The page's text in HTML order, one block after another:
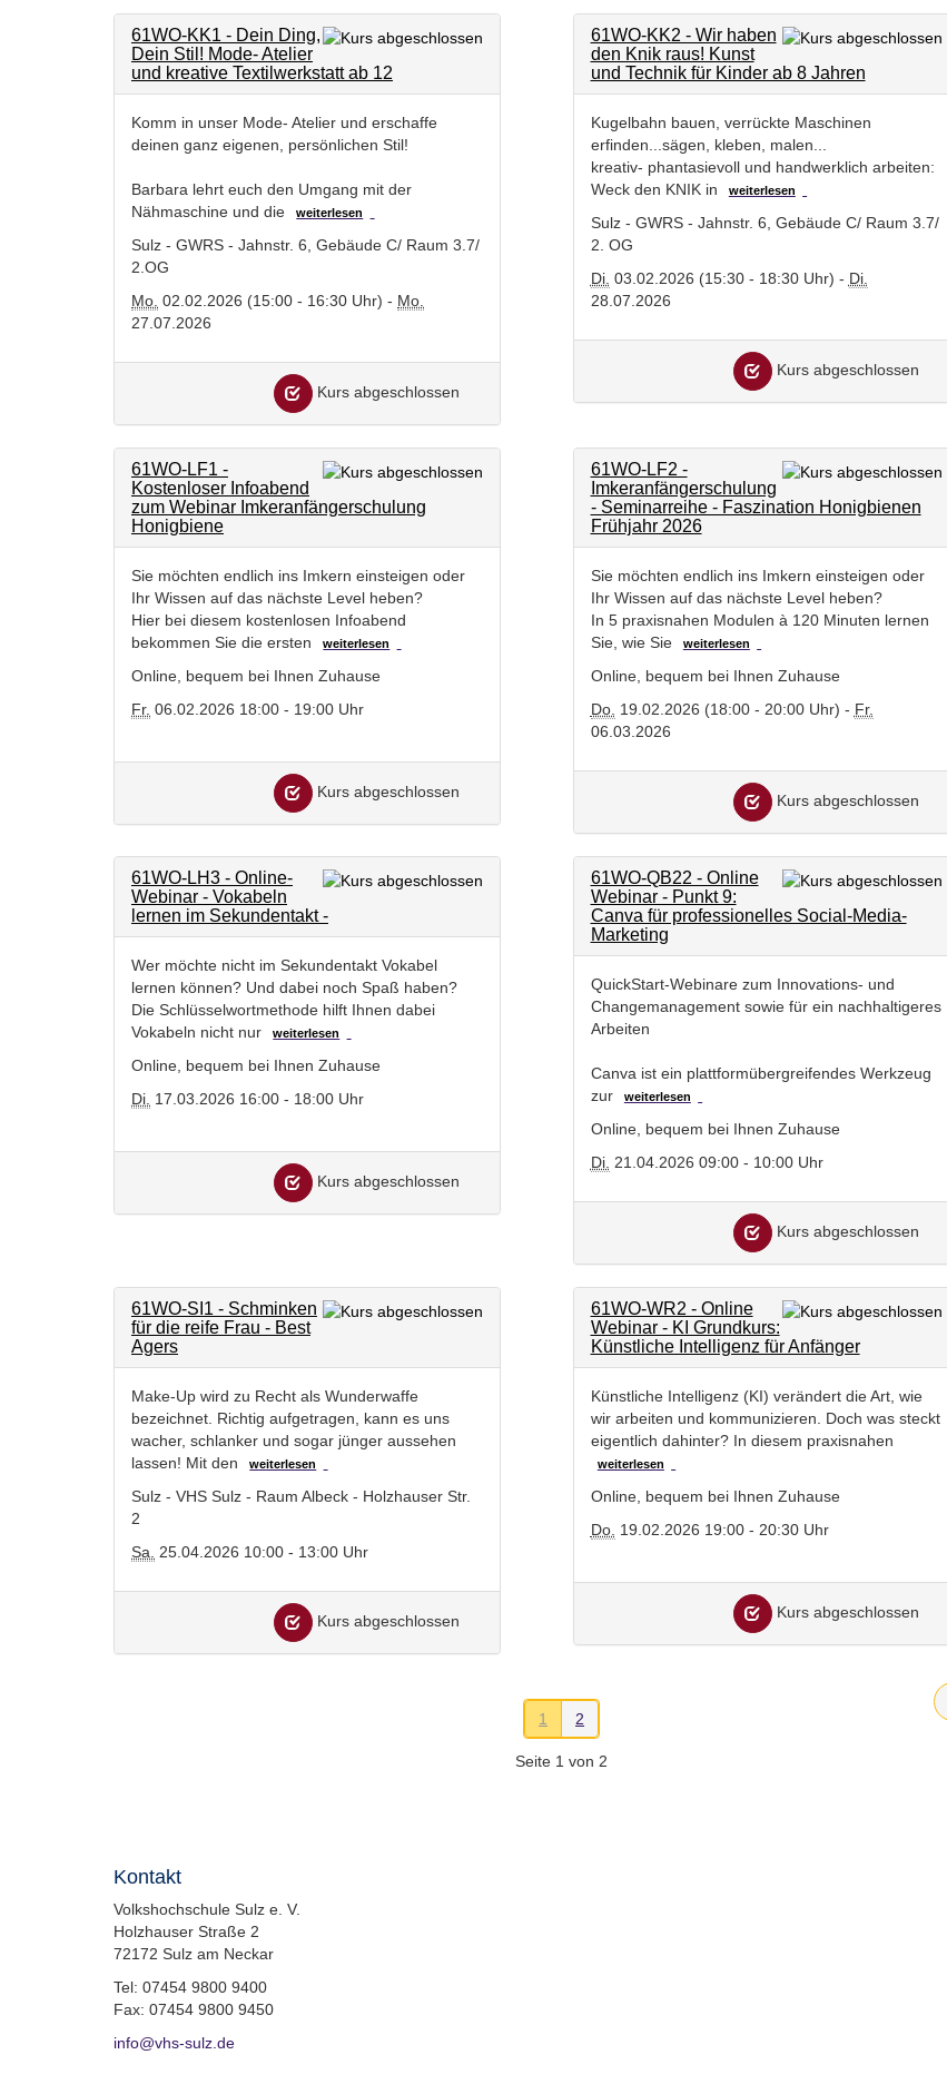
61WO-KK1 - Dein Ding,
Dein Stil! Mode- Atelier
und kreative Textilwerkstatt ab 12
Komm in unser Mode- Atelier und erschaffe
deinen ganz eigenen, persönlichen Stil!
Barbara lehrt euch den Umgang mit der
Nähmaschine und die
weiterlesen
Sulz - GWRS - Jahnstr. 6, Gebäude C/ Raum 3.7/
2.OG
Mo. 02.02.2026 (15:00 - 16:30 Uhr) - Mo.
27.07.2026
Kurs abgeschlossen
61WO-KK2 - Wir haben
den Knik raus! Kunst
und Technik für Kinder ab 8 Jahren
Kugelbahn bauen, verrückte Maschinen
erfinden...sägen, kleben, malen...
kreativ- phantasievoll und handwerklich arbeiten:
Weck den KNIK in
weiterlesen
Sulz - GWRS - Jahnstr. 6, Gebäude C/ Raum 3.7/
2. OG
Di. 03.02.2026 (15:30 - 18:30 Uhr) - Di.
28.07.2026
Kurs abgeschlossen
61WO-LF1 -
Kostenloser Infoabend
zum Webinar Imkeranfängerschulung
Honigbiene
Sie möchten endlich ins Imkern einsteigen oder
Ihr Wissen auf das nächste Level heben?
Hier bei diesem kostenlosen Infoabend
bekommen Sie die ersten
weiterlesen
Online, bequem bei Ihnen Zuhause
Fr. 06.02.2026 18:00 - 19:00 Uhr
Kurs abgeschlossen
61WO-LF2 -
Imkeranfängerschulung
- Seminarreihe - Faszination Honigbienen
Frühjahr 2026
Sie möchten endlich ins Imkern einsteigen oder
Ihr Wissen auf das nächste Level heben?
In 5 praxisnahen Modulen à 120 Minuten lernen
Sie, wie Sie
weiterlesen
Online, bequem bei Ihnen Zuhause
Do. 19.02.2026 (18:00 - 20:00 Uhr) - Fr.
06.03.2026
Kurs abgeschlossen
61WO-LH3 - Online-
Webinar - Vokabeln
lernen im Sekundentakt -
Wer möchte nicht im Sekundentakt Vokabel
lernen können? Und dabei noch Spaß haben?
Die Schlüsselwortmethode hilft Ihnen dabei
Vokabeln nicht nur
weiterlesen
Online, bequem bei Ihnen Zuhause
Di. 17.03.2026 16:00 - 18:00 Uhr
Kurs abgeschlossen
61WO-QB22 - Online
Webinar - Punkt 9:
Canva für professionelles Social-Media-
Marketing
QuickStart-Webinare zum Innovations- und
Changemanagement sowie für ein nachhaltigeres
Arbeiten
Canva ist ein plattformübergreifendes Werkzeug
zur
weiterlesen
Online, bequem bei Ihnen Zuhause
Di. 21.04.2026 09:00 - 10:00 Uhr
Kurs abgeschlossen
61WO-SI1 - Schminken
für die reife Frau - Best
Agers
Make-Up wird zu Recht als Wunderwaffe
bezeichnet. Richtig aufgetragen, kann es uns
wacher, schlanker und sogar jünger aussehen
lassen! Mit den
weiterlesen
Sulz - VHS Sulz - Raum Albeck - Holzhauser Str.
2
Sa.
25.04.2026 10:00 - 13:00 Uhr
Kurs abgeschlossen
61WO-WR2 - Online
Webinar - KI Grundkurs:
Künstliche Intelligenz für Anfänger
Künstliche Intelligenz (KI) verändert die Art, wie
wir arbeiten und kommunizieren. Doch was steckt
eigentlich dahinter? In diesem praxisnahen
weiterlesen
Online, bequem bei Ihnen Zuhause
Do. 19.02.2026 19:00 - 20:30 Uhr
Kurs abgeschlossen
1 2
Seite 1 von 2
Kontakt
Volkshochschule Sulz e. V.
Holzhauser Straße 2
72172 Sulz am Neckar
Tel: 07454 9800 9400
Fax: 07454 9800 9450
info@vhs-sulz.de